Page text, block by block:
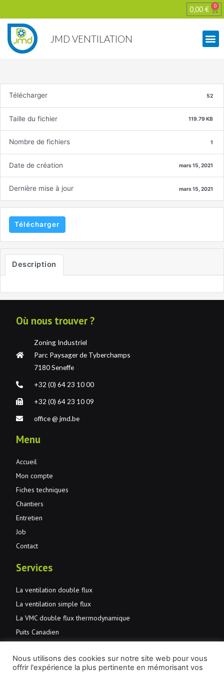
0,00 € 0
JMD VENTILATION
Télécharger 52
Taille du fichier 119.79 KB
Nombre de fichiers 1
Date de création mars 15, 2021
Dernière mise à jour mars 15, 2021
Télécharger
Description
Où nous trouver ?
Zoning Industriel
Parc Paysager de Tyberchamps
7180 Seneffe
+32 (0) 64 23 10 00
+32 (0) 64 23 10 09
office @ jmd.be
Menu
Accueil
Mon compte
Fiches techniques
Chantiers
Entretien
Job
Contact
Services
La ventilation double flux
La ventilation simple flux
La VMC double flux thermodynamique
Puits Canadien
JMD Aération et santé
Nous utilisons des cookies sur notre site web pour vous
offrir l'expérience la plus pertinente en mémorisant vos